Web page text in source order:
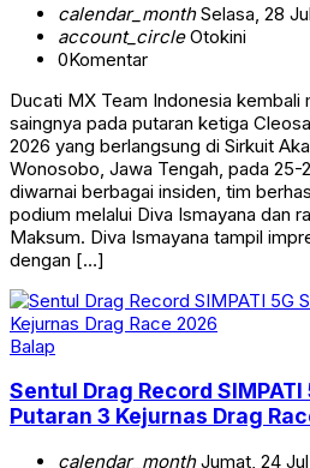
calendar_monthSelasa, 28
account_circleOtokini
0Komentar
Ducati MX Team Indonesia kembali
saingnya pada putaran ketiga
2026 yang berlangsung di Sirkuit
Wonosobo, Jawa Tengah, pada 25-
diwarnai berbagai insiden, tim
podium melalui Diva Ismayana dan
Maksum. Diva Ismayana tampil
dengan […]
Balap
Sentul Drag Record SIMPATI
Putaran 3 Kejurnas Drag
calendar_monthJumat, 24